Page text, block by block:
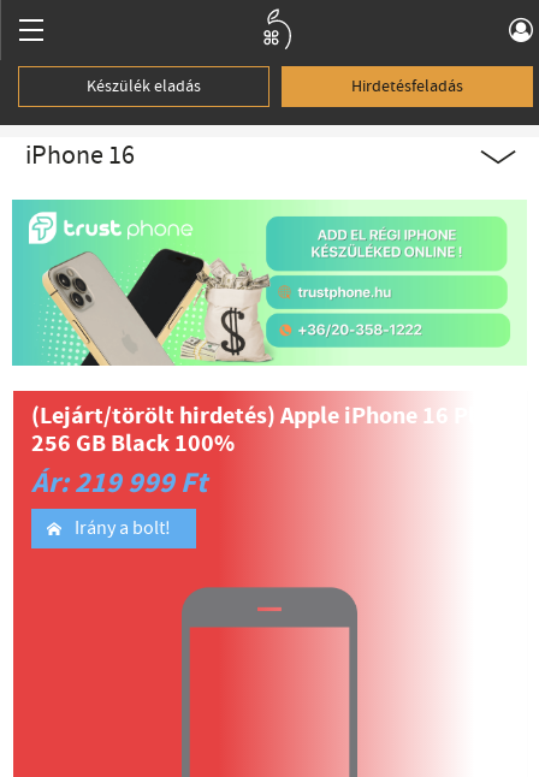
Készülék eladás Hirdetésfeladás
iPhone 16
(Lejárt/törölt hirdetés)Apple iPhone 16 Plus
256 GB Black 100%
Ár: 219 999 Ft
Irány a bolt!